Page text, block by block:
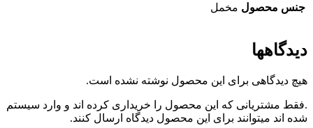
جنس محصول مخمل
دیدگاهها
هیچ دیدگاهی برای این محصول نوشته نشده است.
.فقط مشتریانی که این محصول را خریداری کرده اند و وارد سیستم
شده اند میتوانند برای این محصول دیدگاه ارسال کنند.